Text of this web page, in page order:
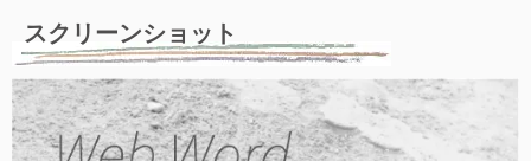
スクリーンショット